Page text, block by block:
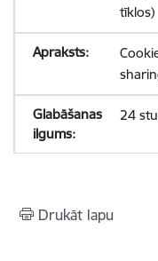
tīklos)
24
Drukāt lapu